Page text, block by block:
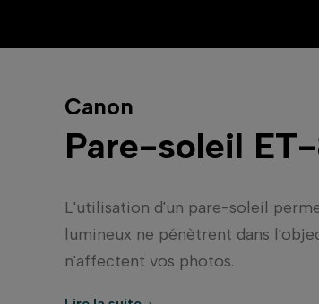
Canon
Pare-soleil
L'utilisation d'un pare-soleil
lumineux ne pénètrent dans
n'affectent vos photos.